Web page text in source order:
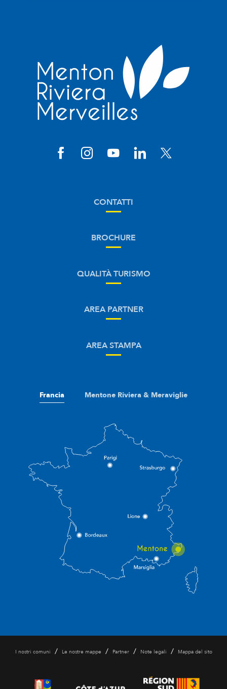
CONTATTI
BROCHURE
QUALITÀ TURISMO
AREA PARTNER
AREA STAMPA
Francia Mentone Riviera & Meraviglie
I nostri comuni / Le nostre mappe / Partner / Note legali / Mappa del sito